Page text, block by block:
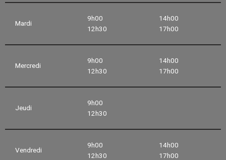
Mardi
9h00
12h30
14h00
17h00
Mercredi
9h00
12h30
14h00
17h00
Jeudi
9h00
12h30
Vendredi
9h00
12h30
14h00
17h00